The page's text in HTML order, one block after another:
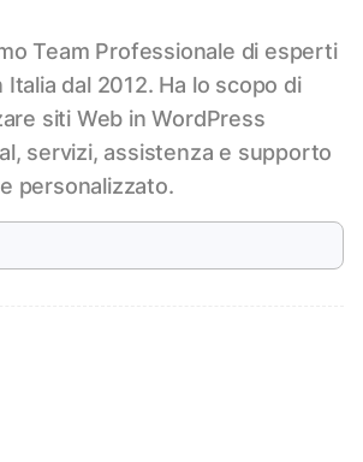
Team Professionale di esperti
Italia dal 2012. Ha lo scopo di
siti Web in WordPress
servizi, assistenza e supporto
personalizzato.